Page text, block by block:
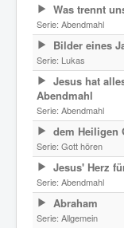
Was trennt
Serie: Abendmahl
Bilder eines
Serie: Lukas
Jesus hat
Abendmahl
Serie: Abendmahl
dem Heiligen
Serie: Gott hören
Jesus' Herz
Serie: Abendmahl
Abraham
Serie: Allgemein